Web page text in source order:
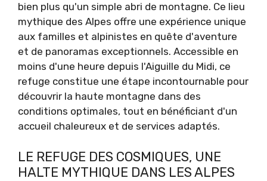
bien plus qu'un simple abri de montagne. Ce lieu
mythique des Alpes offre une expérience unique
aux familles et alpinistes en quête d'aventure
et de panoramas exceptionnels. Accessible en
moins d'une heure depuis l'Aiguille du Midi, ce
refuge constitue une étape incontournable pour
découvrir la haute montagne dans des
conditions optimales, tout en bénéficiant d'un
accueil chaleureux et de services adaptés.
LE REFUGE DES COSMIQUES, UNE
HALTE MYTHIQUE DANS LES ALPES